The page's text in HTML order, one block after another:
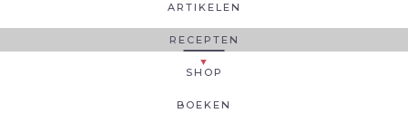
ARTIKELEN
RECEPTEN
SHOP
BOEKEN